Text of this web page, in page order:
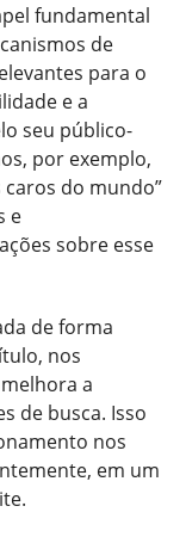
fundamental
de
para o
e a
seu público-
por exemplo,
caros do mundo”
e
sobre esse
de forma
nos
a
de busca. Isso
nos
em um